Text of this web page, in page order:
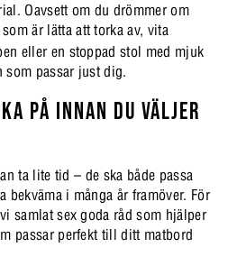
Oavsett om du drömmer om
är lätta att torka av, vita
eller en stoppad stol med mjuk
passar just dig.
PÅ INNAN DU VÄLJER
ta lite tid – de ska både passa
bekväma i många år framöver. För
samlat sex goda råd som hjälper
passar perfekt till ditt matbord